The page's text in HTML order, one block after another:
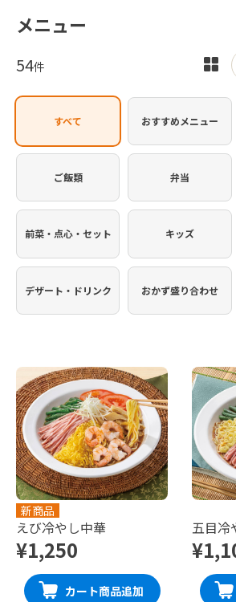
メニュー
54件
表
を
り
すべて おすすめメニュー
ご飯類 弁当
前菜・点心・セット キッズ
デザート・ドリンク おかず盛り合わせ
新商品
えび冷やし中華
¥1,250
カート商品追加
五目冷